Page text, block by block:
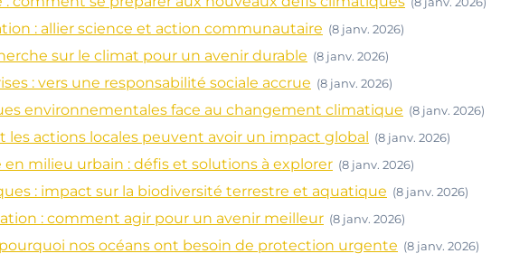
: allier science et action communautaire (8 janv. 2026)
sur le climat pour un avenir durable (8 janv. 2026)
: vers une responsabilité sociale accrue (8 janv. 2026)
environnementales face au changement climatique (8 janv. 2026)
les actions locales peuvent avoir un impact global (8 janv. 2026)
en milieu urbain : défis et solutions à explorer (8 janv. 2026)
: impact sur la biodiversité terrestre et aquatique (8 janv. 2026)
: comment agir pour un avenir meilleur (8 janv. 2026)
nos océans ont besoin de protection urgente (8 janv. 2026)